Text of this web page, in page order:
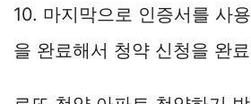
10. 마지막으로 인증서를 사
을 완료해서 청약 신청을 완